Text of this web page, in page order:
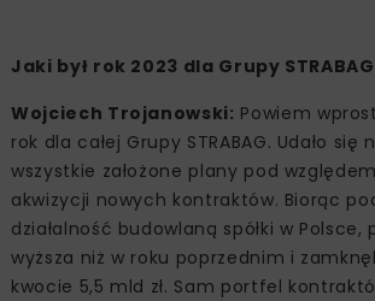
Jaki był rok 2023 dla Grupy
Wojciech Trojanowski: Powiem
rok dla całej Grupy STRABAG. Udało
wszystkie założone plany pod
akwizycji nowych kontraktów. Biorąc
działalność budowlaną spółki w Polsce,
wyższa niż w roku poprzednim i
kwocie 5,5 mld zł. Sam portfel